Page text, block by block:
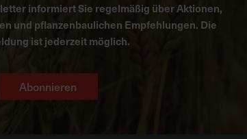
informiert Sie regelmäßig über Aktionen,
und pflanzenbaulichen Empfehlungen. Die
ist jederzeit möglich.
Abonnieren